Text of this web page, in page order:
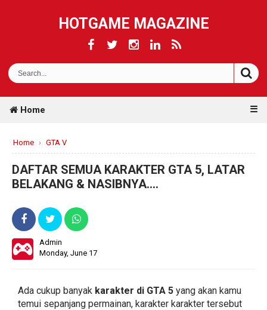
HOTGAME MAGAZINE
Home ☰
Home › GTA V
DAFTAR SEMUA KARAKTER GTA 5, LATAR
BELAKANG & NASIBNYA....
Admin
Monday, June 17
Ada cukup banyak karakter di GTA 5 yang akan kamu
temui sepanjang permainan, karakter karakter tersebut